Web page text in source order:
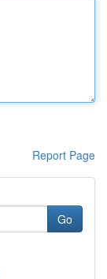
Report Page
Go